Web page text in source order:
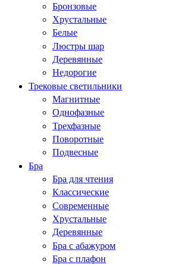
Бронзовые
Хрустальные
Белые
Люстры шар
Деревянные
Недорогие
Трековые светильники
Магнитные
Однофазные
Трехфазные
Поворотные
Подвесные
Бра
Бра для чтения
Классические
Современные
Хрустальные
Деревянные
Бра с абажуром
Бра с плафон